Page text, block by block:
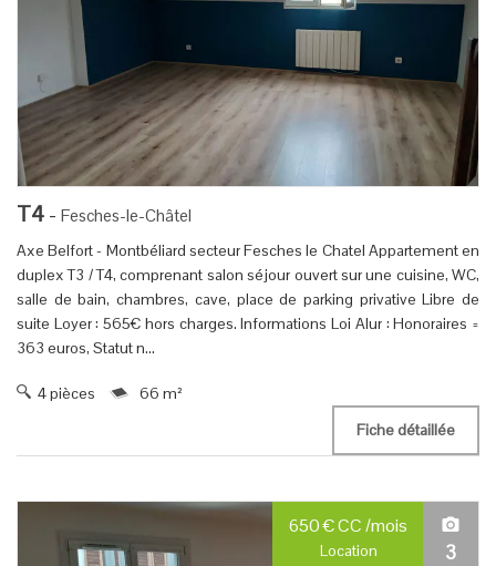
T4- Fesches-le-Châtel
Axe Belfort - Montbéliard secteur Fesches le Chatel Appartement en
duplex T3 / T4, comprenant salon séjour ouvert sur une cuisine, WC,
salle de bain, chambres, cave, place de parking privative Libre de
suite Loyer : 565€ hors charges. Informations Loi Alur : Honoraires =
363 euros, Statut n...
4 pièces
66 m²
Fiche détaillée
650€CC/mois
Location 3